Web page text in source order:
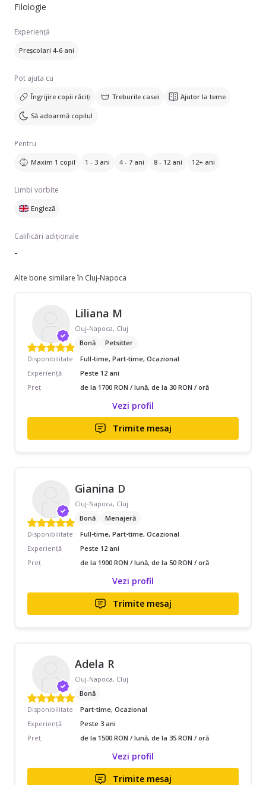
Filologie
Experiență
Preșcolari 4-6 ani
Pot ajuta cu
Îngrijire copii răciți Treburile casei Ajutor la teme
Să adoarmă copilul
Pentru
Maxim 1 copil 1 - 3 ani 4 - 7 ani 8 - 12 ani 12+ ani
Limbi vorbite
Engleză
Calificări adiționale
-
Alte bone similare în Cluj-Napoca
Liliana M
Cluj-Napoca, Cluj
Bonă
Petsitter
Disponibilitate
Full-time, Part-time, Ocazional
Experiență
Peste 12 ani
Preț
de la 1700 RON / lună, de la 30 RON / oră
Vezi profil
Trimite mesaj
Gianina D
Cluj-Napoca, Cluj
Bonă
Menajeră
Disponibilitate
Full-time, Part-time, Ocazional
Experiență
Peste 12 ani
Preț
de la 1900 RON / lună, de la 50 RON / oră
Vezi profil
Trimite mesaj
Adela R
Cluj-Napoca, Cluj
Bonă
Disponibilitate
Part-time, Ocazional
Experiență
Peste 3 ani
Preț
de la 1500 RON / lună, de la 35 RON / oră
Vezi profil
Trimite mesaj